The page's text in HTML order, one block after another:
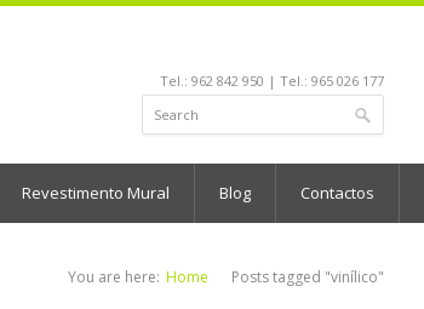
Tel.: 962 842 950 | Tel.: 965 026 177
Revestimento Mural Blog Contactos
You are here: Home Posts tagged "vinílico"